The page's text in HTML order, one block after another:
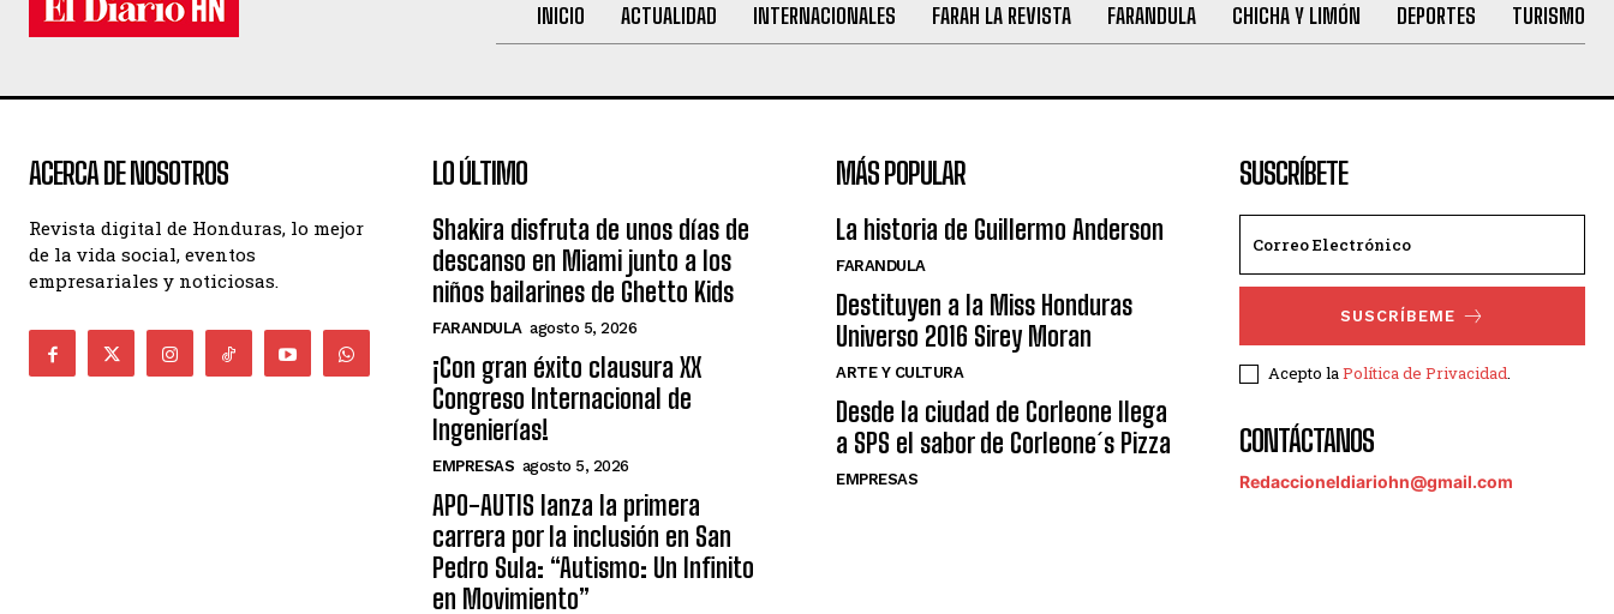
INICIO ACTUALIDAD INTERNACIONALES FARAH LA REVISTA FARANDULA CHICHA Y LIMÓN DEPORTES TURISMO
ACERCA DE NOSOTROS
Revista digital de Honduras, lo mejor
de la vida social, eventos
empresariales y noticiosas.
LO ÚLTIMO
Shakira disfruta de unos días de
descanso en Miami junto a los
niños bailarines de Ghetto Kids
FARANDULA agosto 5, 2026
¡Con gran éxito clausura XX
Congreso Internacional de
Ingenierías!
EMPRESAS agosto 5, 2026
APO-AUTIS lanza la primera
carrera por la inclusión en San
Pedro Sula: “Autismo: Un Infinito
en Movimiento”
MÁS POPULAR
La historia de Guillermo Anderson
FARANDULA
Destituyen a la Miss Honduras
Universo 2016 Sirey Moran
ARTE Y CULTURA
Desde la ciudad de Corleone llega
a SPS el sabor de Corleone´s Pizza
EMPRESAS
SUSCRÍBETE
SUSCRÍBEME
Acepto laPolítica de Privacidad.
CONTÁCTANOS
Redaccioneldiariohn@gmail.com